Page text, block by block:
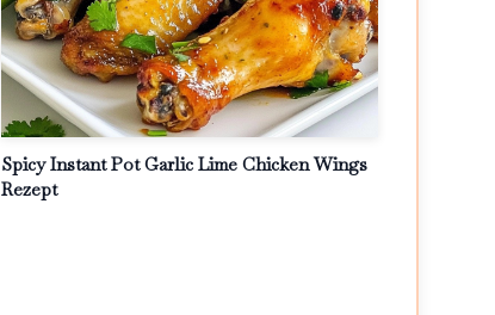
Spicy Instant Pot Garlic Lime Chicken Wings
Rezept